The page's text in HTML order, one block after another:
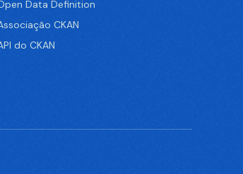
Data Definition
CKAN
do CKAN